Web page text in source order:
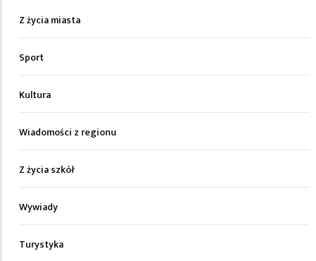
Z życia miasta
Sport
Kultura
Wiadomości z regionu
Z życia szkół
Wywiady
Turystyka